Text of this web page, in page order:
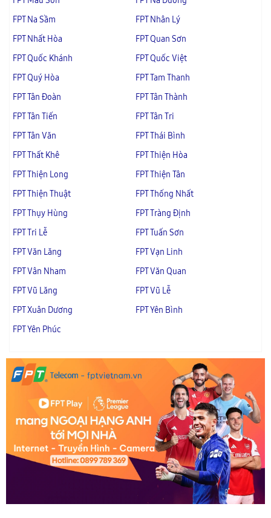
FPT Na Sầm
FPT Nhân Lý
FPT Nhất Hòa
FPT Quan Sơn
FPT Quốc Khánh
FPT Quốc Việt
FPT Quý Hòa
FPT Tam Thanh
FPT Tân Đoàn
FPT Tân Thành
FPT Tân Tiến
FPT Tân Tri
FPT Tân Văn
FPT Thái Bình
FPT Thất Khê
FPT Thiện Hòa
FPT Thiện Long
FPT Thiện Tân
FPT Thiện Thuật
FPT Thống Nhất
FPT Thụy Hùng
FPT Tràng Định
FPT Tri Lễ
FPT Tuấn Sơn
FPT Văn Lăng
FPT Vạn Linh
FPT Vân Nham
FPT Văn Quan
FPT Vũ Lăng
FPT Vũ Lễ
FPT Xuân Dương
FPT Yên Bình
FPT Yên Phúc